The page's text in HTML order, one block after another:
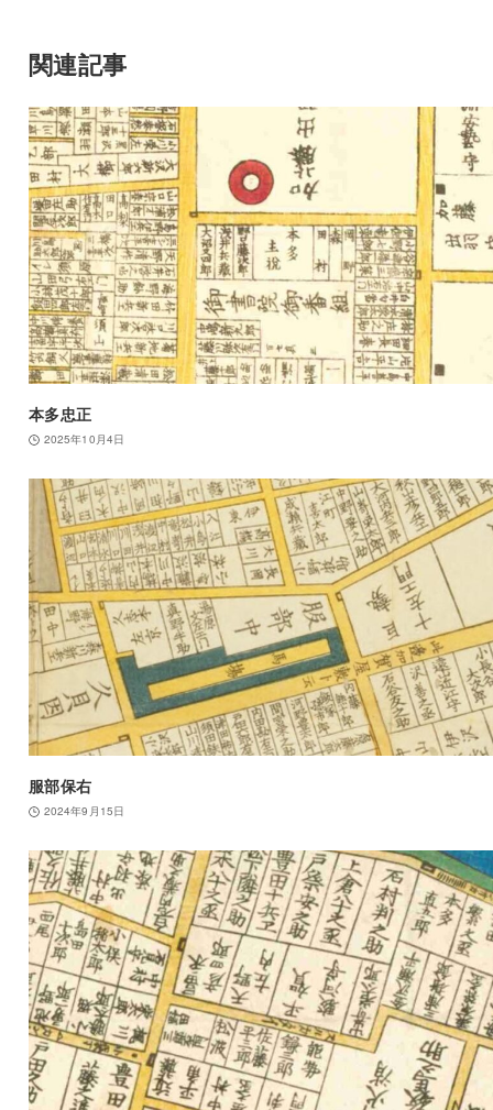
関連記事
本多忠正
2025年10月4日
服部保右
2024年9月15日